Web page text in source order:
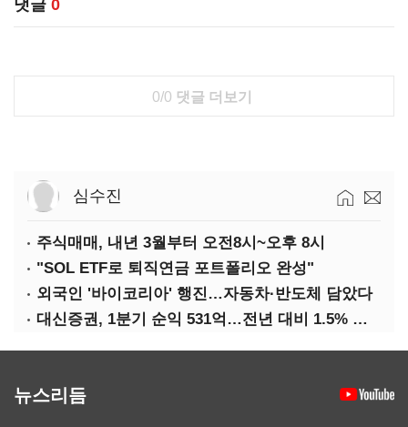
댓글 0
0/0 댓글 더보기
심수진
주식매매, 내년 3월부터 오전8시~오후 8시
"SOL ETF로 퇴직연금 포트폴리오 완성"
외국인 '바이코리아' 행진…자동차·반도체 담았다
대신증권, 1분기 순익 531억…전년 대비 1.5% 증가
뉴스리듬